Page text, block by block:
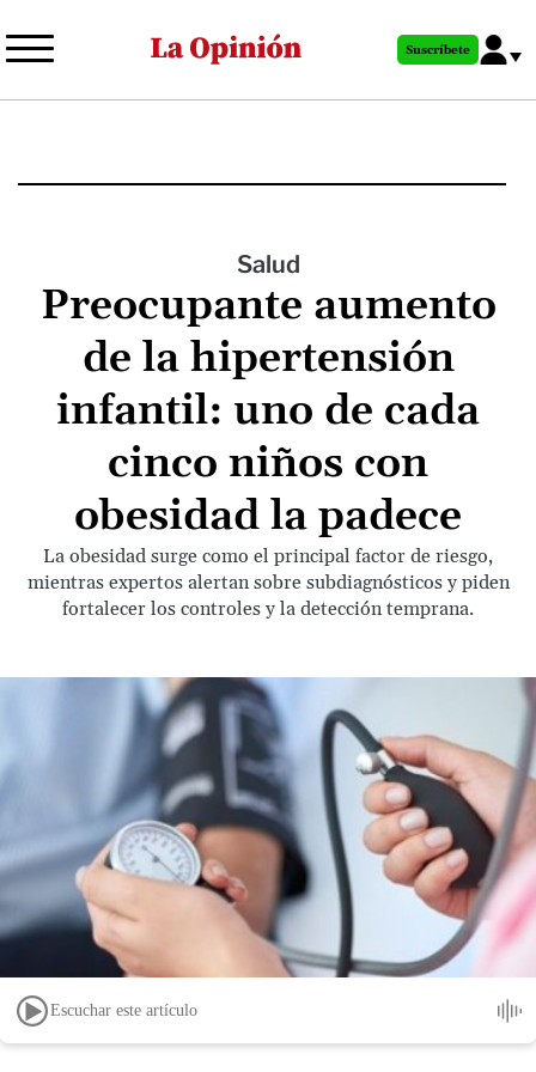
al
principal
Suscríbete
Salud
Preocupante aumento
de la hipertensión
infantil: uno de cada
cinco niños con
obesidad la padece
La obesidad surge como el principal factor de riesgo,
mientras expertos alertan sobre subdiagnósticos y piden
fortalecer los controles y la detección temprana.
Escuchar este artículo